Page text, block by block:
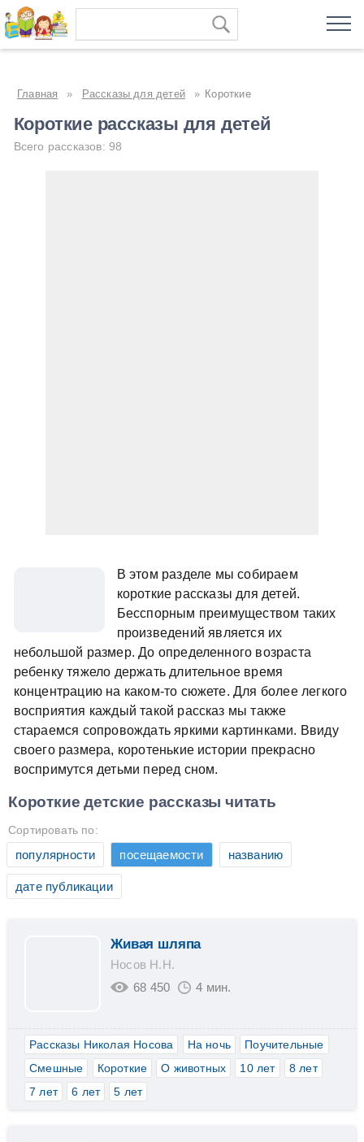
Главная » Рассказы для детей » Короткие
Короткие рассказы для детей
Всего рассказов: 98
В этом разделе мы собираем
короткие рассказы для детей.
Бесспорным преимуществом таких
произведений является их
небольшой размер. До определенного возраста
ребенку тяжело держать длительное время
концентрацию на каком-то сюжете. Для более легкого
восприятия каждый такой рассказ мы также
стараемся сопровождать яркими картинками. Ввиду
своего размера, коротенькие истории прекрасно
воспримутся детьми перед сном.
Короткие детские рассказы читать
Сортировать по:
популярности посещаемости названию
дате публикации
Живая шляпа
Носов Н.Н.
68 450
4 мин.
Рассказы Николая Носова На ночь
Поучительные
Смешные
Короткие О животных 10 лет
8 лет
7 лет
6 лет 5 лет